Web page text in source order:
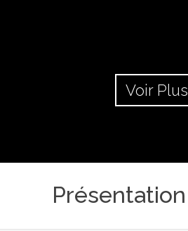
Voir Plus
Présentation